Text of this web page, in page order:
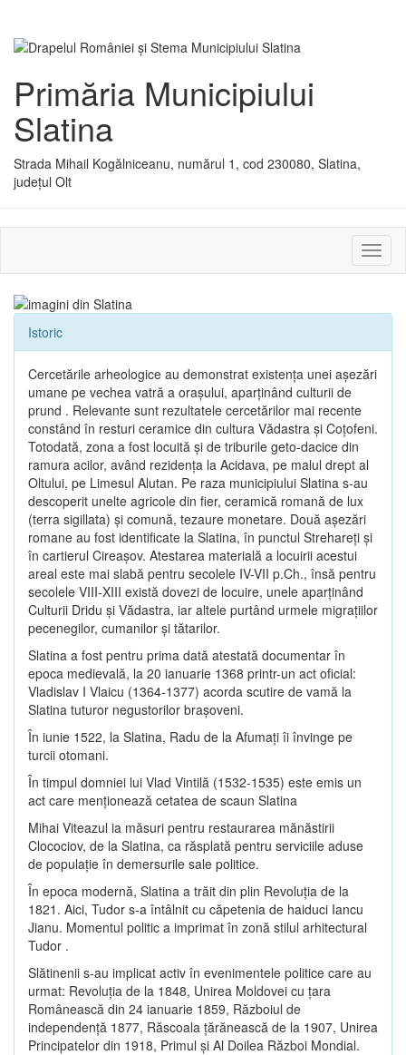
Primăria Municipiului
Slatina
Strada Mihail Kogălniceanu, numărul 1, cod 230080, Slatina,
județul Olt
sau
Istoric
Cercetările arheologice au demonstrat existenţa unei aşezări
umane pe vechea vatră a oraşului, aparţinând culturii de
prund . Relevante sunt rezultatele cercetărilor mai recente
constând în resturi ceramice din cultura Vădastra şi Coţofeni.
Totodată, zona a fost locuită şi de triburile geto-dacice din
ramura acilor, având rezidenţa la Acidava, pe malul drept al
Oltului, pe Limesul Alutan. Pe raza municipiului Slatina s-au
descoperit unelte agricole din fier, ceramică romană de lux
(terra sigillata) şi comună, tezaure monetare. Două aşezări
romane au fost identificate la Slatina, în punctul Strehareţi şi
în cartierul Cireaşov. Atestarea materială a locuirii acestui
areal este mai slabă pentru secolele IV-VII p.Ch., însă pentru
secolele VIII-XIII există dovezi de locuire, unele aparţinând
Culturii Dridu şi Vădastra, iar altele purtând urmele migraţiilor
pecenegilor, cumanilor şi tătarilor.
Slatina a fost pentru prima dată atestată documentar în
epoca medievală, la 20 ianuarie 1368 printr-un act oficial:
Vladislav I Vlaicu (1364-1377) acorda scutire de vamă la
Slatina tuturor negustorilor braşoveni.
În iunie 1522, la Slatina, Radu de la Afumaţi îi învinge pe
turcii otomani.
În timpul domniei lui Vlad Vintilă (1532-1535) este emis un
act care menţionează cetatea de scaun Slatina
Mihai Viteazul ia măsuri pentru restaurarea mănăstirii
Clocociov, de la Slatina, ca răsplată pentru serviciile aduse
de populaţie în demersurile sale politice.
În epoca modernă, Slatina a trăit din plin Revoluţia de la
1821. Aici, Tudor s-a întâlnit cu căpetenia de haiduci Iancu
Jianu. Momentul politic a imprimat în zonă stilul arhitectural
Tudor .
Slătinenii s-au implicat activ în evenimentele politice care au
urmat: Revoluţia de la 1848, Unirea Moldovei cu ţara
Românească din 24 ianuarie 1859, Războiul de
independenţă 1877, Răscoala ţărănească de la 1907, Unirea
Principatelor din 1918, Primul şi Al Doilea Război Mondial.